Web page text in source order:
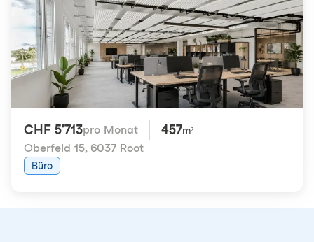
CHF 5'713pro Monat 457m²
Oberfeld 15, 6037 Root
Büro